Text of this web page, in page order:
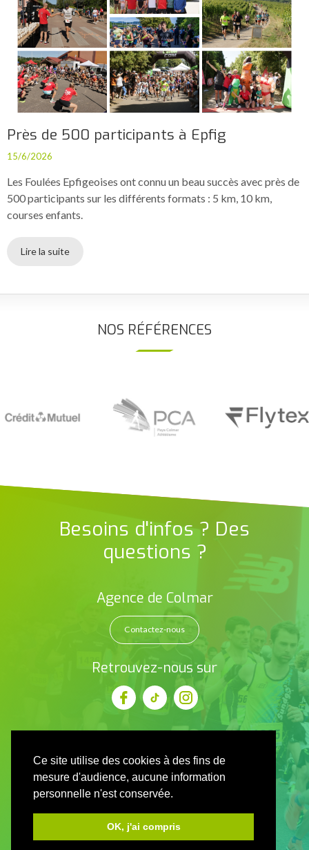
Ce site utilise des cookies à des fins de
mesure d'audience, aucune information
personnelle n'est conservée.
OK, j'ai compris
Près de 500 participants à Epfig
15/6/2026
Les Foulées Epfigeoises ont connu un beau succès avec près de
500 participants sur les différents formats : 5 km, 10 km,
courses enfants.
Lire la suite
NOS RÉFÉRENCES
Besoins d'infos ? Des
questions ?
Agence de Colmar
Contactez-nous
Retrouvez-nous sur